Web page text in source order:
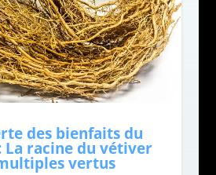
des bienfaits du
La racine du vétiver
vertus